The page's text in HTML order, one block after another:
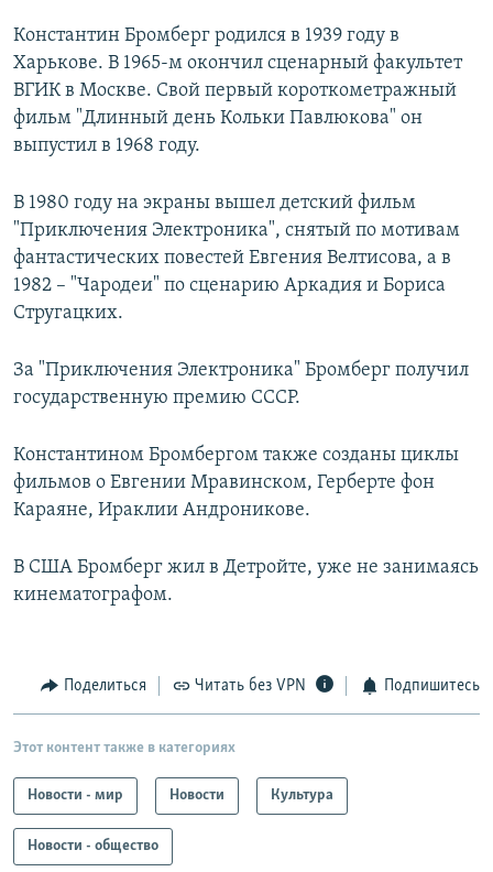
Константин Бромберг родился в 1939 году в
Харькове. В 1965-м окончил сценарный факультет
ВГИК в Москве. Свой первый короткометражный
фильм "Длинный день Кольки Павлюкова" он
выпустил в 1968 году.
В 1980 году на экраны вышел детский фильм
"Приключения Электроника", снятый по мотивам
фантастических повестей Евгения Велтисова, а в
1982 – "Чародеи" по сценарию Аркадия и Бориса
Стругацких.
За "Приключения Электроника" Бромберг получил
государственную премию СССР.
Константином Бромбергом также созданы циклы
фильмов о Евгении Мравинском, Герберте фон
Караяне, Ираклии Андроникове.
В США Бромберг жил в Детройте, уже не занимаясь
кинематографом.
Поделиться Читать без VPN Подпишитесь
Этот контент также в категориях
Новости - мир Новости Культура
Новости - общество